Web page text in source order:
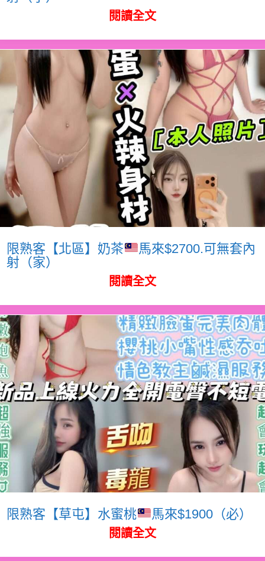
閱讀全文
限熟客【北區】奶茶
馬來$2700.可無套內
射（家）
閱讀全文
限熟客【草屯】水蜜桃 馬來$1900（必）
閱讀全文